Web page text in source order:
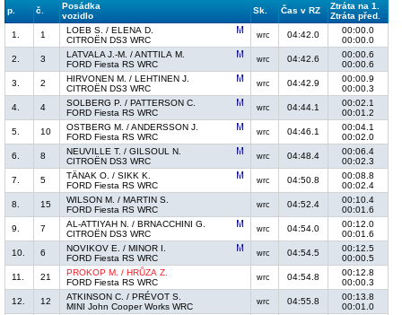
p. č.
Posádka
vozidlo
Sk. Čas v RZ
Ztráta na 1.
Ztráta před.
1.
1
LOEB S. / ELENA D.
CITROËN DS3 WRC
wrc 04:42.0
00:00.0
00:00.0
2.
3
LATVALA J.-M. / ANTTILA M.
FORD Fiesta RS WRC
wrc 04:42.6
00:00.6
00:00.6
3.
2
HIRVONEN M. / LEHTINEN J.
CITROËN DS3 WRC
wrc 04:42.9
00:00.9
00:00.3
4.
4
SOLBERG P. / PATTERSON C.
FORD Fiesta RS WRC
wrc 04:44.1
00:02.1
00:01.2
5.
10
OSTBERG M. / ANDERSSON J.
FORD Fiesta RS WRC
wrc 04:46.1
00:04.1
00:02.0
6.
8
NEUVILLE T. / GILSOUL N.
CITROËN DS3 WRC
wrc 04:48.4
00:06.4
00:02.3
7.
5
TÄNAK O. / SIKK K.
FORD Fiesta RS WRC
wrc 04:50.8
00:08.8
00:02.4
8.
15
WILSON M. / MARTIN S.
FORD Fiesta RS WRC
wrc 04:52.4
00:10.4
00:01.6
9.
7
AL-ATTIYAH N. / BRNACCHINI G.
CITROËN DS3 WRC
wrc 04:54.0
00:12.0
00:01.6
10.
6
NOVIKOV E. / MINOR I.
FORD Fiesta RS WRC
wrc 04:54.5
00:12.5
00:00.5
11.
21
PROKOP M. / HRŮZA Z.
FORD Fiesta RS WRC
wrc 04:54.8
00:12.8
00:00.3
12.
12
ATKINSON C. / PRÉVOT S.
MINI John Cooper Works WRC
wrc 04:55.8
00:13.8
00:01.0